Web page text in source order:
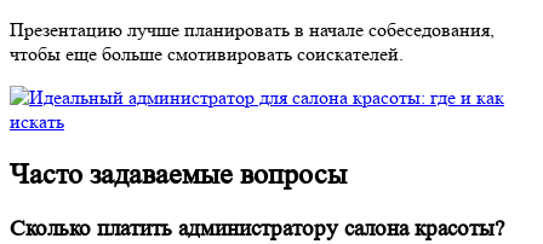
Презентацию лучше планировать в начале собеседования,
чтобы еще больше смотивировать соискателей.
Часто задаваемые вопросы
Сколько платить администратору салона красоты?